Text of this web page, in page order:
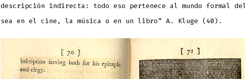
descripción indirecta: todo eso pertenece al mundo formal
sea en el cine, la música o en un libro” A. Kluge (40).